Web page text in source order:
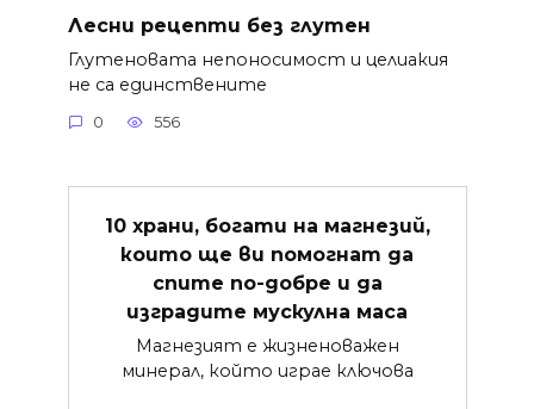
Лесни рецепти без глутен
Глутеновата непоносимост и целиакия
не са единствените
0 556
10 храни, богати на магнезий,
които ще ви помогнат да
спите по-добре и да
изградите мускулна маса
Магнезият е жизненоважен
минерал, който играе ключова